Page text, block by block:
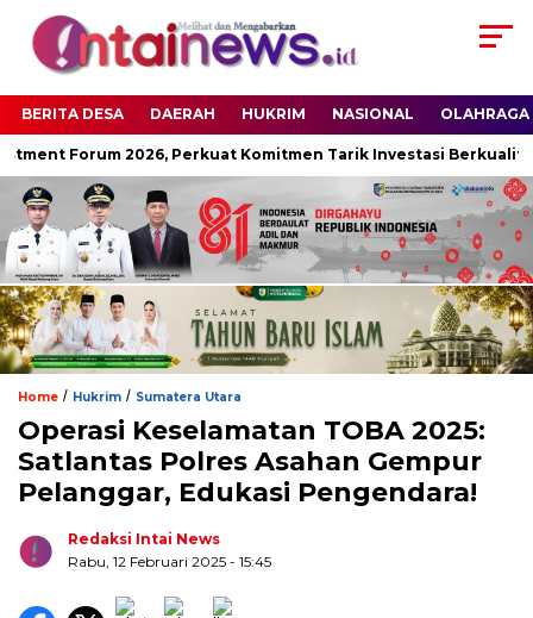
BERITA DESA DAERAH HUKRIM NASIONAL OLAHRAGA
Forum 2026, Perkuat Komitmen Tarik Investasi Berkualitas
Home / Hukrim / Sumatera Utara
Operasi Keselamatan TOBA 2025:
Satlantas Polres Asahan Gempur
Pelanggar, Edukasi Pengendara!
Redaksi Intai News
Rabu, 12 Februari 2025 - 15:45